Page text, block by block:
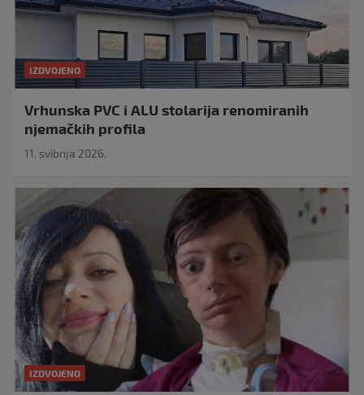
IZDVOJENO
Vrhunska PVC i ALU stolarija renomiranih
njemačkih profila
11. svibnja 2026.
IZDVOJENO